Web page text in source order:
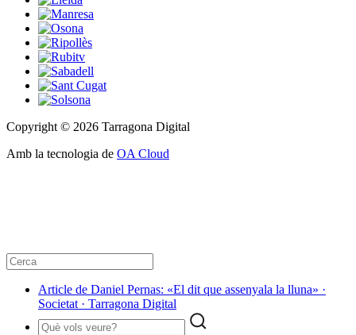
Copyright © 2026 Tarragona Digital
Amb la tecnologia de OA Cloud
Article de Daniel Pernas: «El dit que assenyala la lluna» ·
Societat · Tarragona Digital